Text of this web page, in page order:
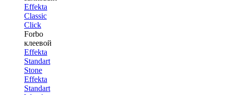
Effekta
Classic
Click
Forbo
клеевой
Effekta
Standart
Stone
Effekta
Standart